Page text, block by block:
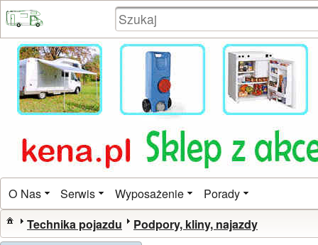
O Nas Serwis Wyposażenie Porady
Technika pojazdu Podpory, kliny, najazdy